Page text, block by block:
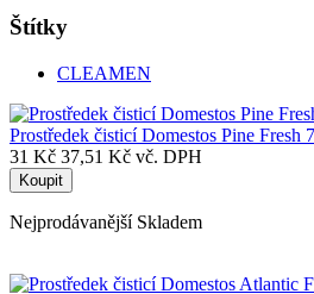
Štítky
CLEAMEN
Prostředek čisticí Domestos Pine Fresh
31 Kč 37,51 Kč vč. DPH
Koupit
Nejprodávanější Skladem